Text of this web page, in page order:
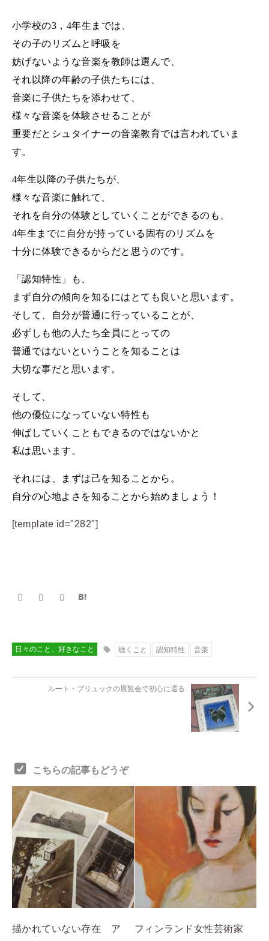
小学校の3 ， 4年生までは、
その子のリズムと呼吸を
妨げないような音楽を教師は選んで、
それ以降の年齢の子供たちには、
音楽に子供たちを添わせて、
様々な音楽を体験させることが
重要だと シュタイナーの音楽教育では言われていま
す。
4年生以降の子供たちが、
様々な音楽に触れて、
それを自分の体験としていくことができるのも、
4年生までに自分が持っている固有のリズムを
十分に体験できるからだと思うのです。
「認知特性」も、
まず自分の傾向を知るにはとても良いと思います。
そして、自分が普通に行っていることが、
必ずしも他の人たち全員にとっての
普通ではないということを知ることは
大切な事だと思います。
そして、
他の優位になっていない特性も
伸ばしていくこともできるのではないかと
私は思います。
それには、まずは己を知ることから。
自分の心地よさを知ることから始めましょう！
[template id="282"]
日々のこと、好きなこと 聴くこと 認知特性 音楽
ルート・ブリュックの展覧会で初心に還る
こちらの記事もどうぞ
描かれていない存在 ア
フィンランド女性芸術家